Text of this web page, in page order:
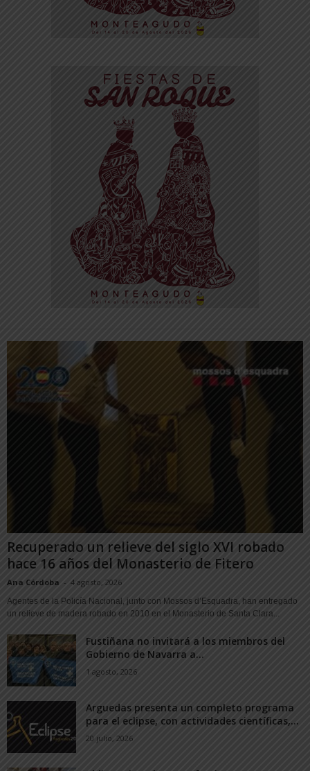
Recuperado un relieve del siglo XVI robado
hace 16 años del Monasterio de Fitero
Ana Córdoba - 4 agosto, 2026
Agentes de la Policía Nacional, junto con Mossos d’Esquadra, han entregado
un relieve de madera robado en 2010 en el Monasterio de Santa Clara...
Fustiñana no invitará a los miembros del
Gobierno de Navarra a...
1 agosto, 2026
Arguedas presenta un completo programa
para el eclipse, con actividades científicas,...
20 julio, 2026